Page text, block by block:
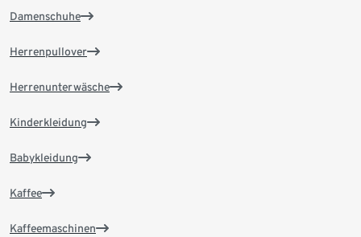
Damenschuhe
Herrenpullover
Herrenunterwäsche
Kinderkleidung
Babykleidung
Kaffee
Kaffeemaschinen